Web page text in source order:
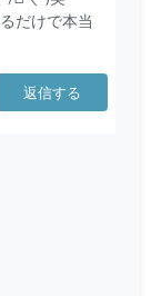
だけで本当
返信する